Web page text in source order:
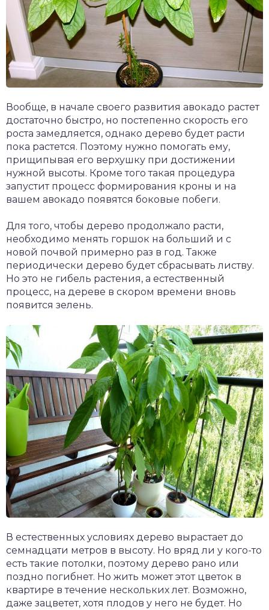
Вообще, в начале своего развития авокадо растет
достаточно быстро, но постепенно скорость его
роста замедляется, однако дерево будет расти
пока растется. Поэтому нужно помогать ему,
прищипывая его верхушку при достижении
нужной высоты. Кроме того такая процедура
запустит процесс формирования кроны и на
вашем авокадо появятся боковые побеги.
Для того, чтобы дерево продолжало расти,
необходимо менять горшок на больший и с
новой почвой примерно раз в год. Также
периодически дерево будет сбрасывать листву.
Но это не гибель растения, а естественный
процесс, на дереве в скором времени вновь
появится зелень.
В естественных условиях дерево вырастает до
семнадцати метров в высоту. Но вряд ли у кого-то
есть такие потолки, поэтому дерево рано или
поздно погибнет. Но жить может этот цветок в
квартире в течение нескольких лет. Возможно,
даже зацветет, хотя плодов у него не будет. Но